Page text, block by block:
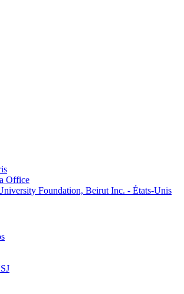
Office
Foundation, Beirut Inc. - États-Unis